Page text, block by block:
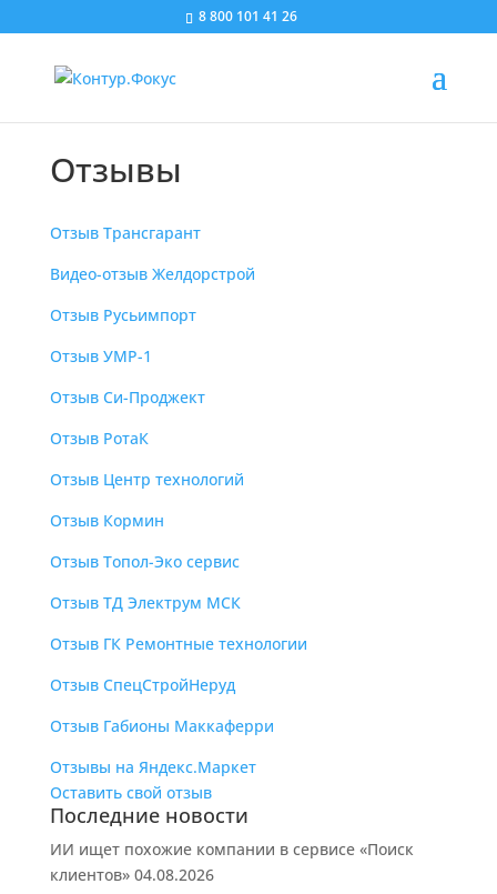
8 800 101 41 26
Отзывы
Отзыв Трансгарант
Видео-отзыв Желдорстрой
Отзыв Русьимпорт
Отзыв УМР-1
Отзыв Си-Проджект
Отзыв РотаК
Отзыв Центр технологий
Отзыв Кормин
Отзыв Топол-Эко сервис
Отзыв ТД Электрум МСК
Отзыв ГК Ремонтные технологии
Отзыв СпецСтройНеруд
Отзыв Габионы Маккаферри
Отзывы на Яндекс.Маркет
Оставить свой отзыв
Последние новости
ИИ ищет похожие компании в сервисе «Поиск
клиентов» 04.08.2026